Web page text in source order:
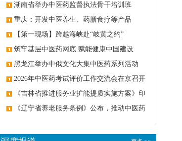
湖南省举办中医药监督执法骨干培训班
重庆：开发中医养生、药膳食疗等产品
【第一现场】跨越海峡赴“岐黄之约”
筑牢基层中医药网底 赋能健康中国建设
黑龙江举办中俄文化大集中医药系列活动
2026年中医药考试评价工作交流会在京召开
《吉林省推进服务业扩能提质实施方案》印
发：创建中医类国家医学中心
《辽宁省养老服务条例》公布，推动中医药